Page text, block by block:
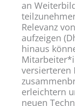
an
Relevanz
aufzeigen
hinaus
versierteren
erleichtern
neuen